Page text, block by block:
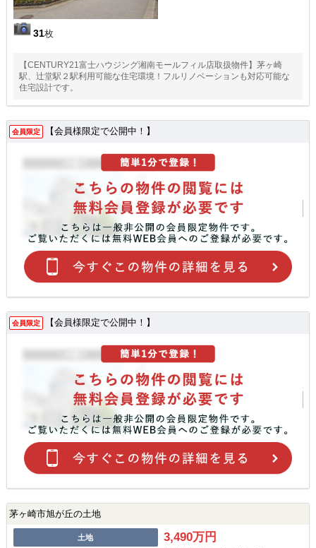
31枚
【CENTURY21富士ハウジング湘南モールフィル店取扱物件】茅ヶ崎
駅、辻堂駅２駅利用可能な住宅環境！フルリノベーションも対応可能な
住宅設計です。
会員限定 【会員様限定で公開中！】
会員限定 【会員様限定で公開中！】
茅ヶ崎市旭が丘の土地
土地 3,490万円